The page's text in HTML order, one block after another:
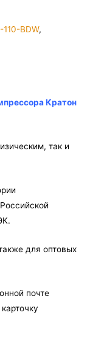
BDW,
Кратон
так и
для оптовых
почте